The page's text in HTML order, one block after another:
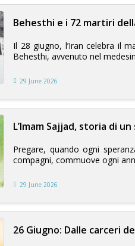
Behesthi e i 72 martiri
Il 28 giugno, l’Iran celebra il
Behesthi, avvenuto nel
29 June 2026
L’Imam Sajjad, storia di
Pregare, quando ogni
compagni, commuove ogni
29 June 2026
26 Giugno: Dalle carceri